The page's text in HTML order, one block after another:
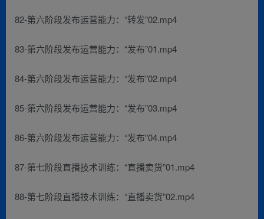
82-第六阶段发布运营能力：“转发”02.mp4
83-第六阶段发布运营能力：“发布”01.mp4
84-第六阶段发布运营能力：“发布”02.mp4
85-第六阶段发布运营能力：“发布”03.mp4
86-第六阶段发布运营能力：“发布”04.mp4
87-第七阶段直播技术训练：“直播卖货”01.mp4
88-第七阶段直播技术训练：“直播卖货”02.mp4